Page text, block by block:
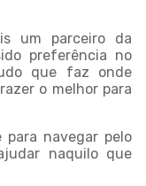
um parceiro da
preferência no
que faz onde
o melhor para
para navegar pelo
naquilo que